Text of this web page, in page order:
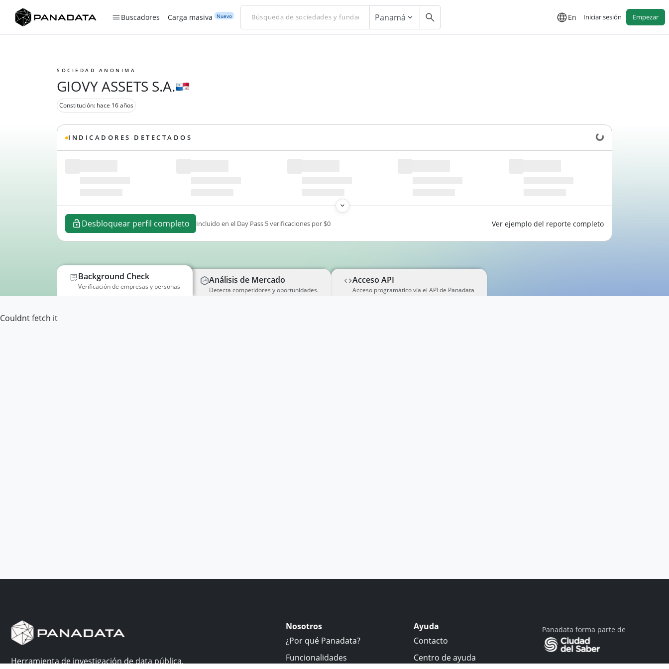
Buscadores Carga masiva Nuevo Panamá En Iniciar sesión Empezar
SOCIEDAD ANONIMA
GIOVY ASSETS S.A.
Constitución: hace 16 años
INDICADORES DETECTADOS Cargando datos...
Desbloquear perfil completo Incluido en el Day Pass 5 verificaciones por $0 Ver ejemplo del reporte completo
Background Check
Verificación de empresas y personas
Análisis de Mercado
Detecta competidores y oportunidades.
Acceso API
Acceso programático vía el API de Panadata
Couldnt fetch it
Herramienta de investigación de data pública,
Nosotros
¿Por qué Panadata?
Funcionalidades
Ayuda
Contacto
Centro de ayuda
Panadata forma parte de